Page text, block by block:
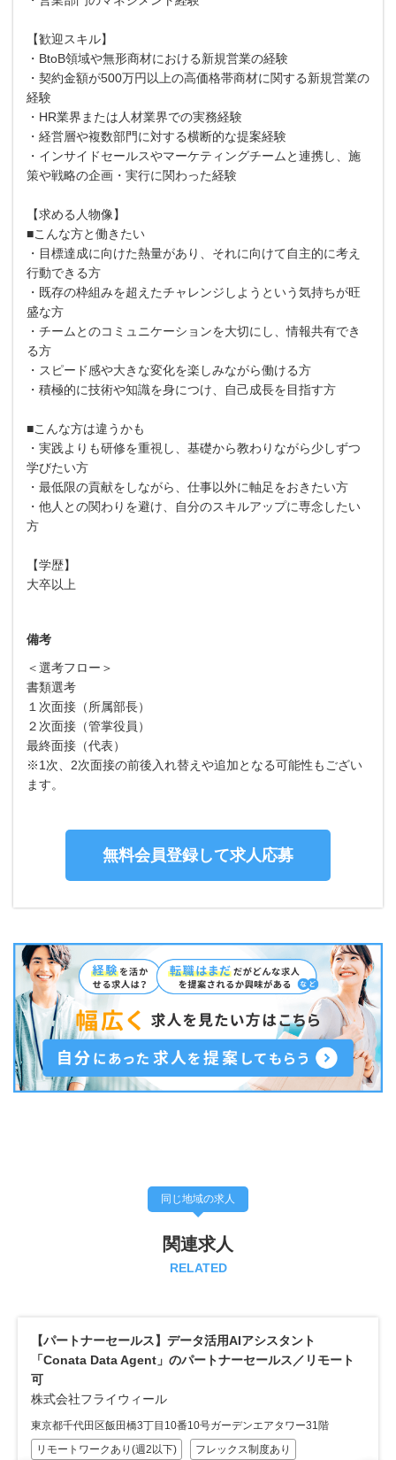
【歓迎スキル】
・BtoB領域や無形商材における新規営業の経験
・契約金額が500万円以上の高価格帯商材に関する新規営業の
経験
・HR業界または人材業界での実務経験
・経営層や複数部門に対する横断的な提案経験
・インサイドセールスやマーケティングチームと連携し、施
策や戦略の企画・実行に関わった経験
【求める人物像】
■こんな方と働きたい
・目標達成に向けた熱量があり、それに向けて自主的に考え
行動できる方
・既存の枠組みを超えたチャレンジしようという気持ちが旺
盛な方
・チームとのコミュニケーションを大切にし、情報共有でき
る方
・スピード感や大きな変化を楽しみながら働ける方
・積極的に技術や知識を身につけ、自己成長を目指す方
■こんな方は違うかも
・実践よりも研修を重視し、基礎から教わりながら少しずつ
学びたい方
・最低限の貢献をしながら、仕事以外に軸足をおきたい方
・他人との関わりを避け、自分のスキルアップに専念したい
方
【学歴】
大卒以上
備考
＜選考フロー＞
書類選考
１次面接（所属部長）
２次面接（管掌役員）
最終面接（代表）
※1次、2次面接の前後入れ替えや追加となる可能性もござい
ます。
無料会員登録して求人応募
同じ地域の求人
関連求人
RELATED
【ITセールス】建設業のDX促進データプラットフォーム
「GORLEM」のセールス（マネージャー候補）／週3リモー
ト
株式会社ゴーレム
東京都千代田区一番町15番地21ICHI-BANCHO COURT 一番町15 7階
リモートワークあり(週3以上)
フレックス制度あり